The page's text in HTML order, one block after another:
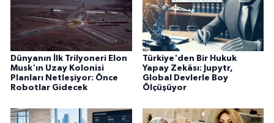
Dünyanın İlk Trilyoneri Elon
Musk'ın Uzay Kolonisi
Planları Netleşiyor: Önce
Robotlar Gidecek
Türkiye'den Bir Hukuk
Yapay Zekâsı: Jupytr,
Global Devlerle Boy
Ölçüşüyor